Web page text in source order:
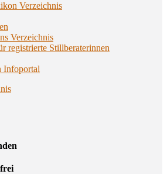
Verzeichnis
Verzeichnis
regis­trier­te Stillberaterinnen
Infoportal